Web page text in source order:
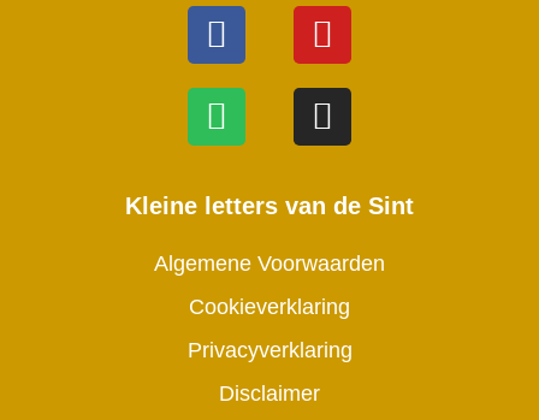
Kleine letters van de Sint
Algemene Voorwaarden
Cookieverklaring
Privacyverklaring
Disclaimer